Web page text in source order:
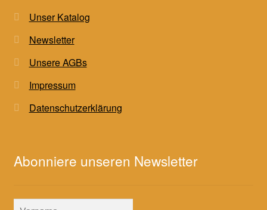
Unser Katalog
Newsletter
Unsere AGBs
Impressum
Datenschutzerklärung
Abonniere unseren Newsletter